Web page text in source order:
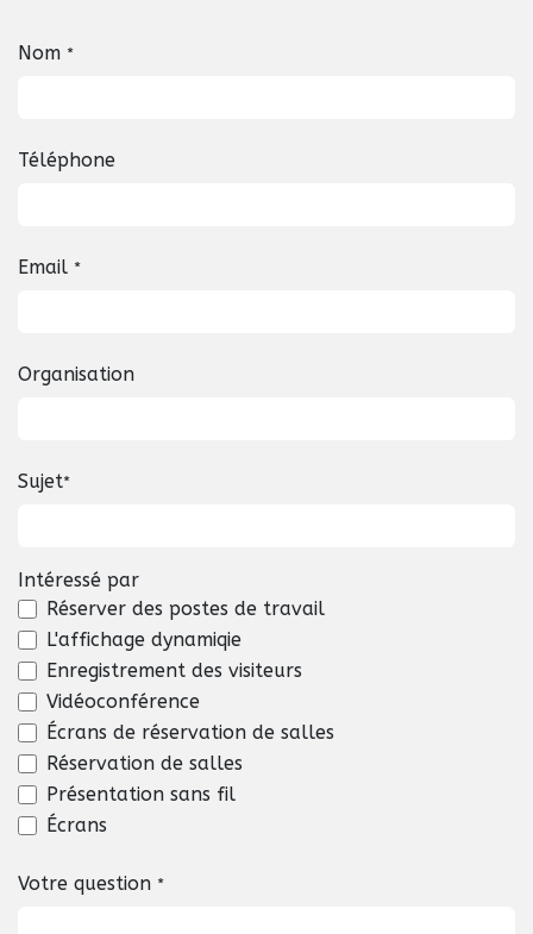
Nom *
Téléphone
Email *
Organisation
Sujet*
Intéressé par
Réserver des postes de travail
L'affichage dynamiqie
Enregistrement des visiteurs
Vidéoconférence
Écrans de réservation de salles
Réservation de salles
Présentation sans fil
Écrans
Votre question *